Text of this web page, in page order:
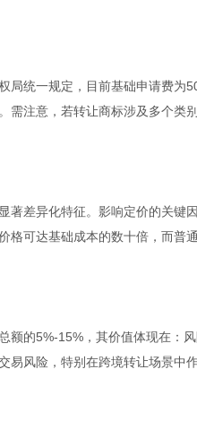
局统一规定，目前基础申请费
需注意，若转让商标涉及多个类
著差异化特征。影响定价的关
格可达基础成本的数十倍，而普
额的5%-15%，其价值体现在：
易风险，特别在跨境转让场景中